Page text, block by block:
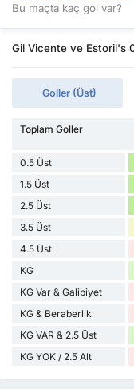
Bu maçta kaç gol var?
Gil Vicente ve Estoril's
Goller (Üst)
Toplam Goller
0.5 Üst
1.5 Üst
2.5 Üst
3.5 Üst
4.5 Üst
KG
KG Var & Galibiyet
KG & Beraberlik
KG VAR & 2.5 Üst
KG YOK / 2.5 Alt